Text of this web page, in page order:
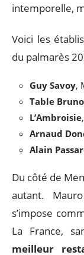
intemporelle,
Voici les
du palmarès
Guy Savoy,
Table
L’Ambroisie
Arnaud
Alain
Du côté de
autant.
s’impose
La France,
meilleur